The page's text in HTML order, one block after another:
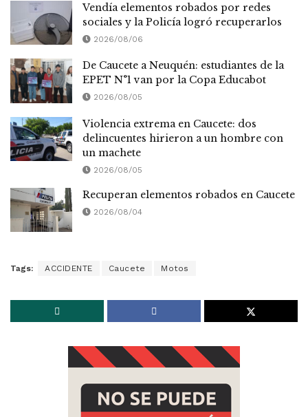
Vendía elementos robados por redes
sociales y la Policía logró recuperarlos
2026/08/06
De Caucete a Neuquén: estudiantes de la
EPET N°1 van por la Copa Educabot
2026/08/05
Violencia extrema en Caucete: dos
delincuentes hirieron a un hombre con
un machete
2026/08/05
Recuperan elementos robados en Caucete
2026/08/04
Tags: ACCIDENTE Caucete Motos